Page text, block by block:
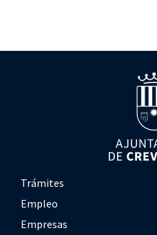
Trámites
Empleo
Empresas